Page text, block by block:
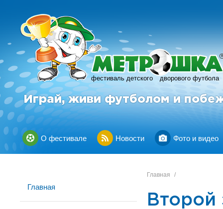
фестиваль детского дворового футбола
R
Играй, живи футболом и
О фестивале Новости Фото и видео
Главная
Главная /
Второй